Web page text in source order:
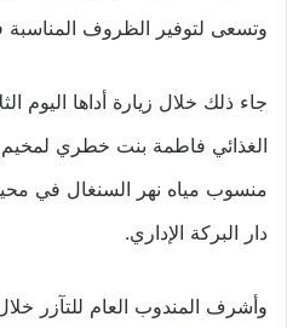
وتسعى لتوفير الظروف المناسبة
جاء ذلك خلال زيارة أداها اليوم
الغذائي فاطمة بنت خطري لمخيم
منسوب مياه نهر السنغال في
دار البركة الإداري.
وأشرف المندوب العام للتآزر